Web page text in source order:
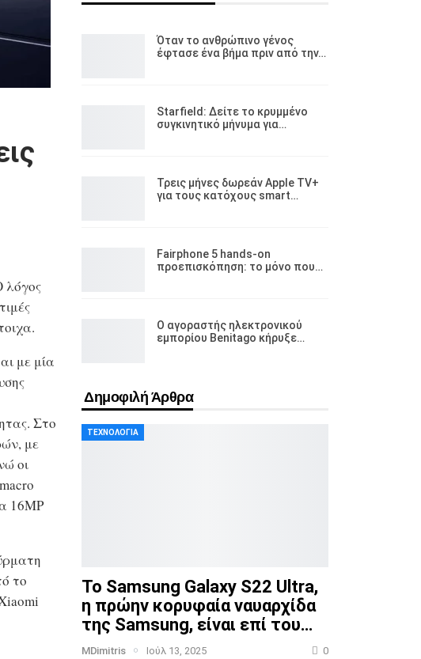
λόγος
με μία
Στο
με
οι
16MP
το
Όταν το ανθρώπινο γένος
έφτασε ένα βήμα πριν από την…
Starfield: Δείτε το κρυμμένο
συγκινητικό μήνυμα για…
Τρεις μήνες δωρεάν Apple TV+
για τους κατόχους smart…
Fairphone 5 hands-on
προεπισκόπηση: το μόνο που…
Ο αγοραστής ηλεκτρονικού
εμπορίου Benitago κήρυξε…
Δημοφιλή Άρθρα
ΤΕΧΝΟΛΟΓΊΑ
Το Samsung Galaxy S22 Ultra,
η πρώην κορυφαία ναυαρχίδα
της Samsung, είναι επί του…
MDimitris Ιούλ 13, 2025 0